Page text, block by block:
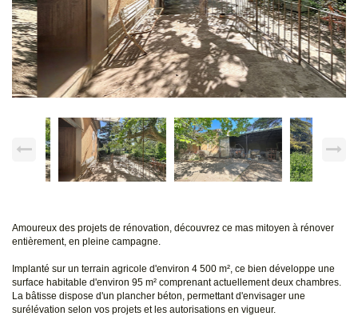
Amoureux des projets de rénovation, découvrez ce mas mitoyen à rénover
entièrement, en pleine campagne.
Implanté sur un terrain agricole d'environ 4 500 m², ce bien développe une
surface habitable d'environ 95 m² comprenant actuellement deux chambres.
La bâtisse dispose d'un plancher béton, permettant d'envisager une
surélévation selon vos projets et les autorisations en vigueur.